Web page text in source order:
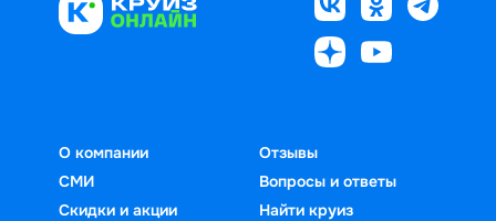
О компании
СМИ
Скидки и акции
Отзывы
Вопросы и ответы
Найти круиз